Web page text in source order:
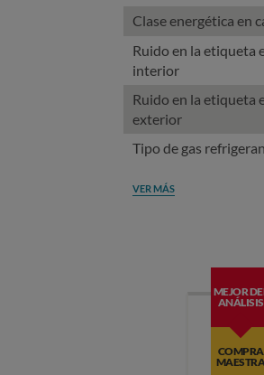
Clase energética en
Ruido en la etiqueta
interior
Ruido en la etiqueta
exterior
Tipo de gas
VER MÁS
MEJOR
ANÁLISIS
COMPRA